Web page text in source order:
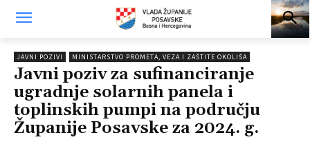
JAVNI POZIVI MINISTARSTVO PROMETA, VEZA I ZAŠTITE OKOLIŠA
Javni poziv za sufinanciranje
ugradnje solarnih panela i
toplinskih pumpi na području
Županije Posavske za 2024. g.